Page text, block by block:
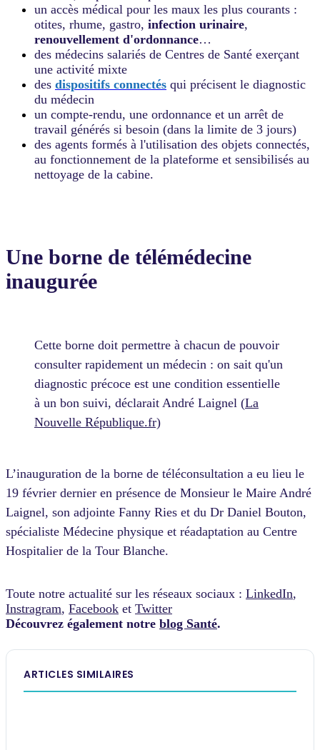
un accès médical pour les maux les plus courants :
otites, rhume, gastro, infection urinaire,
renouvellement d'ordonnance…
des médecins salariés de Centres de Santé exerçant
une activité mixte
des dispositifs connectés qui précisent le diagnostic
du médecin
un compte-rendu, une ordonnance et un arrêt de
travail générés si besoin (dans la limite de 3 jours)
des agents formés à l'utilisation des objets connectés,
au fonctionnement de la plateforme et sensibilisés au
nettoyage de la cabine.
Une borne de télémédecine
inaugurée
Cette borne doit permettre à chacun de pouvoir
consulter rapidement un médecin : on sait qu'un
diagnostic précoce est une condition essentielle
à un bon suivi, déclarait André Laignel (La
Nouvelle République.fr)
L’inauguration de la borne de téléconsultation a eu lieu le
19 février dernier en présence de Monsieur le Maire André
Laignel, son adjointe Fanny Ries et du Dr Daniel Bouton,
spécialiste Médecine physique et réadaptation au Centre
Hospitalier de la Tour Blanche.
Toute notre actualité sur les réseaux sociaux : LinkedIn,
Instragram, Facebook et Twitter
Découvrez également notre blog Santé.
ARTICLES SIMILAIRES